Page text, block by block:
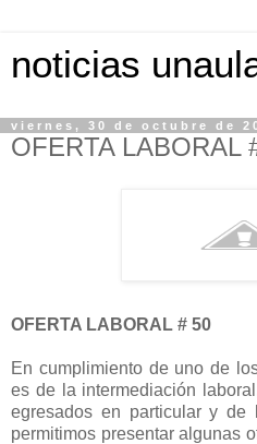
noticias
viernes, 30 de octubre de
OFERTA LABORAL
OFERTA LABORAL # 50
En cumplimiento de uno de
es de la intermediación
egresados en particular y de
permitimos presentar algunas